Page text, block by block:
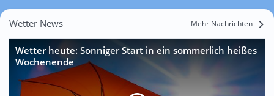
Wetter News Mehr Nachrichten
Wetter heute: Sonniger Start in ein sommerlich heißes
Wochenende